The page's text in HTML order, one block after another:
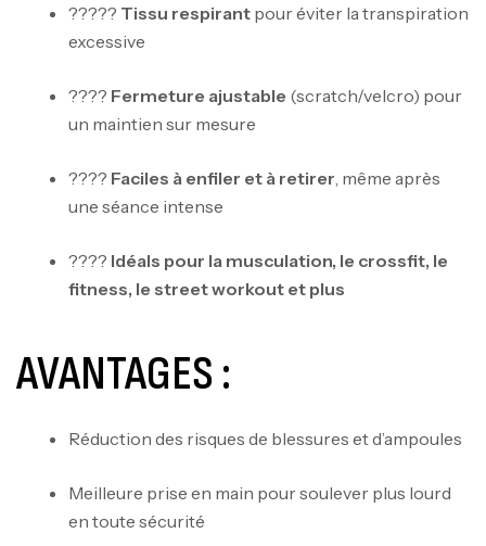
????? Tissu respirant pour éviter la transpiration
excessive
???? Fermeture ajustable (scratch/velcro) pour
un maintien sur mesure
???? Faciles à enfiler et à retirer , même après
une séance intense
???? Idéals pour la musculation, le crossfit, le
fitness, le street workout et plus
AVANTAGES :
Réduction des risques de blessures et d’ampoules
Meilleure prise en main pour soulever plus lourd
en toute sécurité